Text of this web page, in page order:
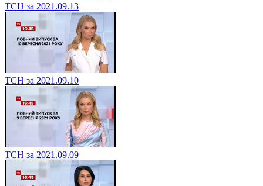
ТСН за 2021.09.13
ТСН за 2021.09.10
ТСН за 2021.09.09